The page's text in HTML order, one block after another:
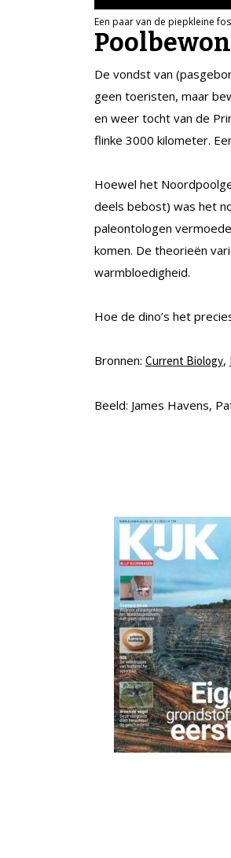
Een paar van de piepkleine
De vondst van
geen toeristen, maar
en weer tocht van de
flinke 3000 kilometer.
Hoewel het
deels bebost) was het
paleontologen
komen. De theorieën
warmbloedigheid.
Hoe de dino’s het
Bronnen: Current Biology,
Beeld: James Havens,